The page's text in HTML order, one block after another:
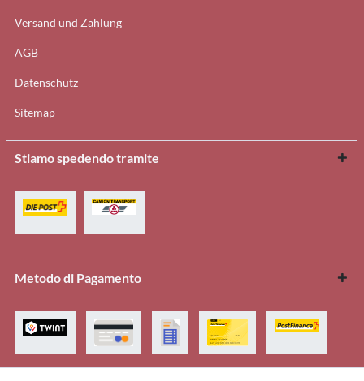
Versand und Zahlung
AGB
Datenschutz
Sitemap
Stiamo spedendo tramite
Metodo di Pagamento